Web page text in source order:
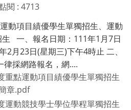
閱 : 4713
動項目績優學生單獨招生、運動
一、報名日期：111年1月7日
2月23日(星期三)下午4時止 二、
律採網路報名，網....
重點運動項目績優學生單獨招生
章.pdf
運動競技學士學位學程單獨招生